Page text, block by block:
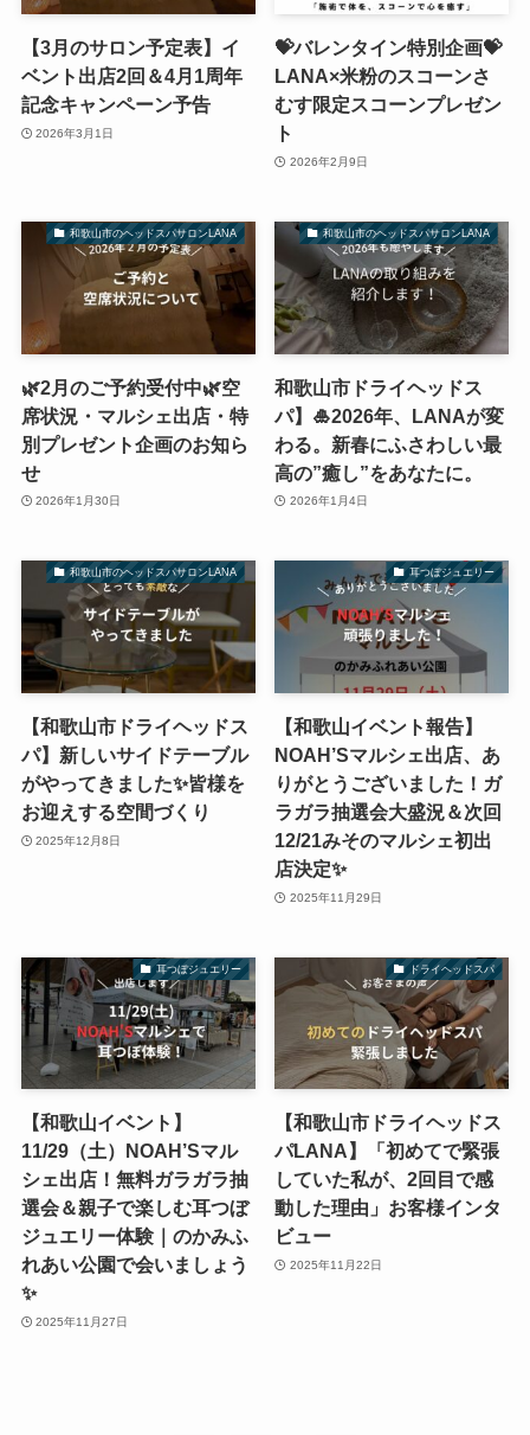
【3月のサロン予定表】イ
ベント出店2回＆4月1周年
記念キャンペーン予告
2026年3月1日
💝バレンタイン特別企画💝
LANA×米粉のスコーンさ
むす限定スコーンプレゼン
ト
2026年2月9日
和歌山市のヘッドスパサロンLANA
🌿2月のご予約受付中🌿空
席状況・マルシェ出店・特
別プレゼント企画のお知ら
せ
2026年1月30日
和歌山市のヘッドスパサロンLANA
和歌山市ドライヘッドス
パ】🎍2026年、LANAが変
わる。新春にふさわしい最
高の”癒し”をあなたに。
2026年1月4日
和歌山市のヘッドスパサロンLANA
【和歌山市ドライヘッドス
パ】新しいサイドテーブル
がやってきました✨皆様を
お迎えする空間づくり
2025年12月8日
耳つぼジュエリー
【和歌山イベント報告】
NOAH’Sマルシェ出店、あ
りがとうございました！ガ
ラガラ抽選会大盛況＆次回
12/21みそのマルシェ初出
店決定✨
2025年11月29日
耳つぼジュエリー
【和歌山イベント】
11/29（土）NOAH’Sマル
シェ出店！無料ガラガラ抽
選会＆親子で楽しむ耳つぼ
ジュエリー体験｜のかみふ
れあい公園で会いましょう
✨
2025年11月27日
ドライヘッドスパ
【和歌山市ドライヘッドス
パLANA】「初めてで緊張
していた私が、2回目で感
動した理由」お客様インタ
ビュー
2025年11月22日